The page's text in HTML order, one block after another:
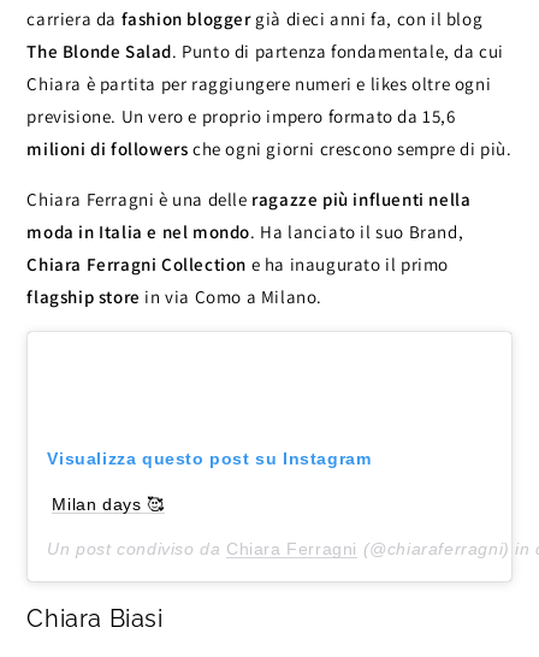
carriera da fashion bloggergià dieci anni fa, con il blog
The Blonde Salad. Punto di partenza fondamentale, da cui
Chiara è partita per raggiungere numeri e likes oltre ogni
previsione. Un vero e proprio impero formato da 15,6
milioni di followers che ogni giorni crescono sempre di più.
Chiara Ferragni è una delle ragazze più influenti nella
moda in Italia e nel mondo. Ha lanciato il suo Brand,
Chiara Ferragni Collection e ha inaugurato il primo
flagship store in via Como a Milano.
Visualizza questo post su Instagram
Milan days 🥰
Un post condiviso da Chiara Ferragni (@chiaraferragni) in
Chiara Biasi